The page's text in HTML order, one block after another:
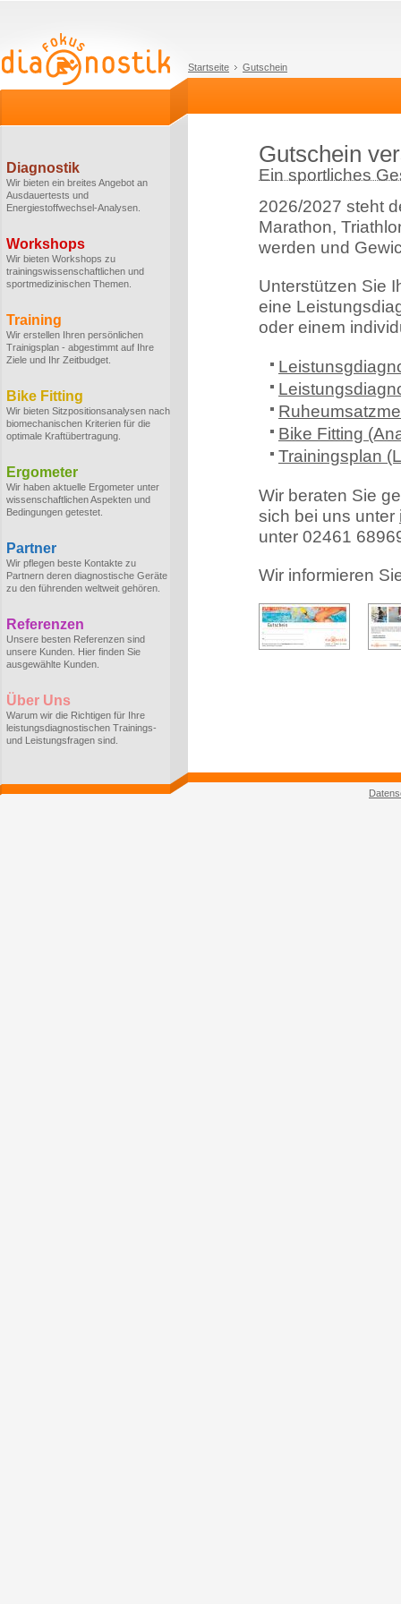
Startseite Gutschein
Diagnostik
Wir bieten ein breites Angebot an
Ausdauertests und
Energiestoffwechsel-Analysen.
Workshops
Wir bieten Workshops zu
trainingswissenschaftlichen und
sportmedizinischen Themen.
Training
Wir erstellen Ihren persönlichen
Trainigsplan - abgestimmt auf Ihre
Ziele und Ihr Zeitbudget.
Bike Fitting
Wir bieten Sitzpositionsanalysen nach
biomechanischen Kriterien für die
optimale Kraftübertragung.
Ergometer
Wir haben aktuelle Ergometer unter
wissenschaftlichen Aspekten und
Bedingungen getestet.
Partner
Wir pflegen beste Kontakte zu
Partnern deren diagnostische Geräte
zu den führenden weltweit gehören.
Referenzen
Unsere besten Referenzen sind
unsere Kunden. Hier finden Sie
ausgewählte Kunden.
Über Uns
Warum wir die Richtigen für Ihre
leistungsdiagnostischen Trainings-
und Leistungsfragen sind.
Gutschein
Ein sportliches
2026/2027 steht
Marathon,
werden und
Unterstützen Sie
eine
oder einem
Bike Fitting
Trainingsplan
Wir beraten Sie
sich bei uns unter
unter 02461
Wir informieren